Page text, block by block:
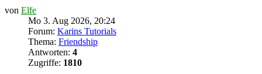
von Elfe
Mo 3. Aug 2026, 20:24
Forum: Karins Tutorials
Thema: Friendship
Antworten: 4
Zugriffe: 1810